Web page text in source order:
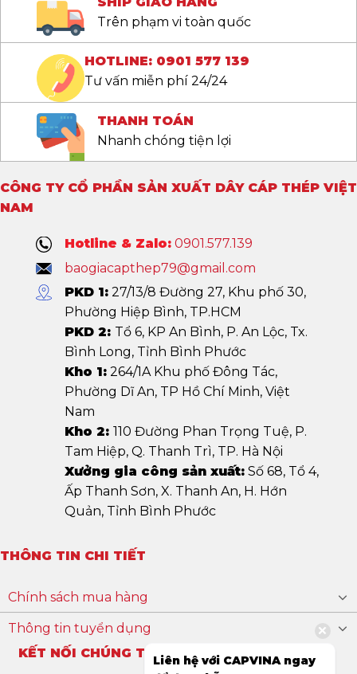
Trên phạm vi toàn quốc
HOTLINE: 0901 577 139
Tư vấn miễn phí 24/24
THANH TOÁN
Nhanh chóng tiện lợi
CÔNG TY CỔ PHẦN SẢN XUẤT DÂY CÁP THÉP VIỆT
NAM
Hotline & Zalo: 0901.577.139
baogiacapthep79@gmail.com
PKD 1:27/13/8 Đường 27, Khu phố 30,
Phường Hiệp Bình, TP.HCM
PKD 2: Tổ 6, KP An Bình, P. An Lộc, Tx.
Bình Long, Tỉnh Bình Phước
Kho 1:264/1A Khu phố Đông Tác,
Phường Dĩ An, TP Hồ Chí Minh, Việt
Nam
Kho 2: 110 Đường Phan Trọng Tuệ, P.
Tam Hiệp, Q. Thanh Trì, TP. Hà Nội
Xưởng gia công sản xuất:Số 68, Tổ 4,
Ấp Thanh Sơn, X. Thanh An, H. Hớn
Quản, Tỉnh Bình Phước
THÔNG TIN CHI TIẾT
Chính sách mua hàng
Thông tin tuyển dụng
KẾT NỐI CHÚNG TÔI
Liên hệ với CAPVINA ngay